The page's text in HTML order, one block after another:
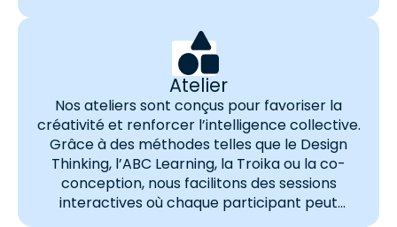
Atelier
Nos ateliers sont conçus pour favoriser la
créativité et renforcer l’intelligence collective.
Grâce à des méthodes telles que le Design
Thinking, l’ABC Learning, la Troika ou la co-
conception, nous facilitons des sessions
interactives où chaque participant peut